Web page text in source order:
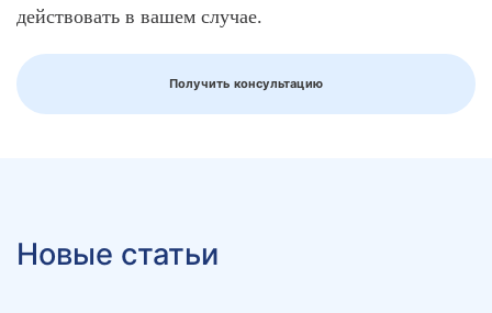
действовать в вашем случае.
Получить консультацию
Новые статьи